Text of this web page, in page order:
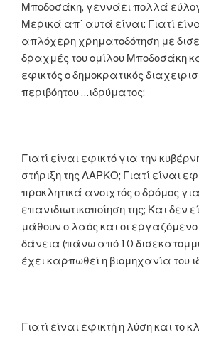
Μποδοσάκη, γεννάει πολλά
Μερικά απ΄ αυτά είναι: Γιατί
απλόχερη χρηματοδότηση με
δραχμές του ομίλου Μποδοσάκη
εφικτός ο δημοκρατικός
περιβόητου …ιδρύματος;
Γιατί είναι εφικτό για την
στήριξη της ΛΑΡΚΟ; Γιατί είναι
προκλητικά ανοιχτός ο δρόμος
επανιδιωτικοποίηση της; Και δεν
μάθουν ο λαός και οι
δάνεια (πάνω από 10
έχει καρπωθεί η βιομηχανία του
Γιατί είναι εφικτή η λύση και το